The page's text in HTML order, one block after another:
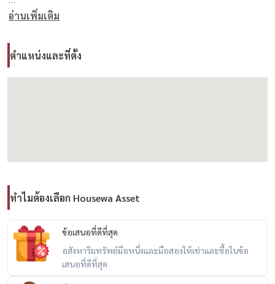
ศรีนครินทร์ 24
ซ.พัฒนาการ 30, 32, 38, 44
ที่จอดรถ 2 คัน
เฟอร์นิเจอร์ครบ พร้อมเข้าอยู่
อ่านเพิ่มเติม
ตำแหน่งและที่ตั้ง
ทำไมต้องเลือก Housewa Asset
ข้อเสนอที่ดีที่สุด
อสังหาริมทรัพย์มือหนึ่งและมือสองให้เช่าและซื้อในข้อ
เสนอที่ดีที่สุด